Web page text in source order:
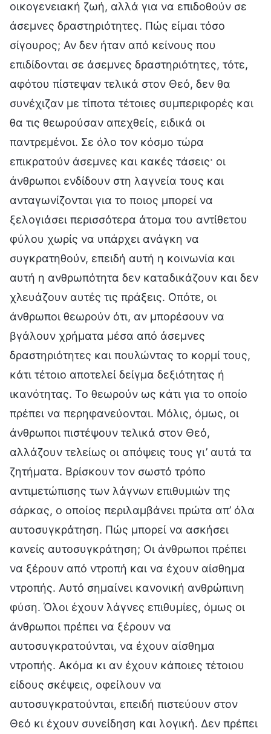
οικογενειακή ζωή, αλλά για να επιδοθούν σε
άσεμνες δραστηριότητες. Πώς είμαι τόσο
σίγουρος; Αν δεν ήταν από κείνους που
επιδίδονται σε άσεμνες δραστηριότητες, τότε,
αφότου πίστεψαν τελικά στον Θεό, δεν θα
συνέχιζαν με τίποτα τέτοιες συμπεριφορές και
θα τις θεωρούσαν απεχθείς, ειδικά οι
παντρεμένοι. Σε όλο τον κόσμο τώρα
επικρατούν άσεμνες και κακές τάσεις· οι
άνθρωποι ενδίδουν στη λαγνεία τους και
ανταγωνίζονται για το ποιος μπορεί να
ξελογιάσει περισσότερα άτομα του αντίθετου
φύλου χωρίς να υπάρχει ανάγκη να
συγκρατηθούν, επειδή αυτή η κοινωνία και
αυτή η ανθρωπότητα δεν καταδικάζουν και δεν
χλευάζουν αυτές τις πράξεις. Οπότε, οι
άνθρωποι θεωρούν ότι, αν μπορέσουν να
βγάλουν χρήματα μέσα από άσεμνες
δραστηριότητες και πουλώντας το κορμί τους,
κάτι τέτοιο αποτελεί δείγμα δεξιότητας ή
ικανότητας. Το θεωρούν ως κάτι για το οποίο
πρέπει να περηφανεύονται. Μόλις, όμως, οι
άνθρωποι πιστέψουν τελικά στον Θεό,
αλλάζουν τελείως οι απόψεις τους γι’ αυτά τα
ζητήματα. Βρίσκουν τον σωστό τρόπο
αντιμετώπισης των λάγνων επιθυμιών της
σάρκας, ο οποίος περιλαμβάνει πρώτα απ’ όλα
αυτοσυγκράτηση. Πώς μπορεί να ασκήσει
κανείς αυτοσυγκράτηση; Οι άνθρωποι πρέπει
να ξέρουν από ντροπή και να έχουν αίσθημα
ντροπής. Αυτό σημαίνει κανονική ανθρώπινη
φύση. Όλοι έχουν λάγνες επιθυμίες, όμως οι
άνθρωποι πρέπει να ξέρουν να
αυτοσυγκρατούνται, να έχουν αίσθημα
ντροπής. Ακόμα κι αν έχουν κάποιες τέτοιου
είδους σκέψεις, οφείλουν να
αυτοσυγκρατούνται, επειδή πιστεύουν στον
Θεό κι έχουν συνείδηση και λογική. Δεν πρέπει